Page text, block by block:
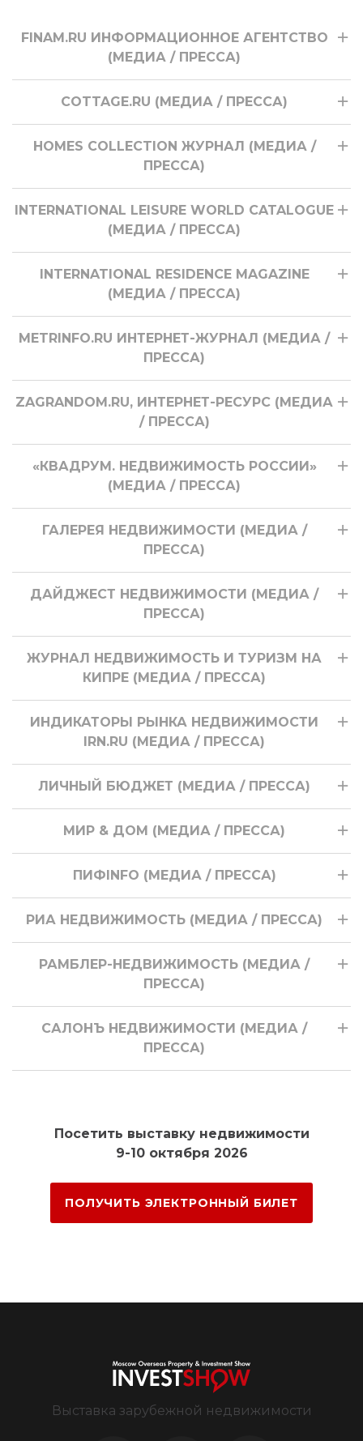
FINAM.RU ИНФОРМАЦИОННОЕ АГЕНТСТВО
(МЕДИА / ПРЕССА)
COTTAGE.RU (МЕДИА / ПРЕССА)
HOMES COLLECTION ЖУРНАЛ (МЕДИА /
ПРЕССА)
INTERNATIONAL LEISURE WORLD CATALOGUE
(МЕДИА / ПРЕССА)
INTERNATIONAL RESIDENCE MAGAZINE
(МЕДИА / ПРЕССА)
METRINFO.RU ИНТЕРНЕТ-ЖУРНАЛ (МЕДИА /
ПРЕССА)
ZAGRANDOM.RU, ИНТЕРНЕТ-РЕСУРС (МЕДИА
/ ПРЕССА)
«КВАДРУМ. НЕДВИЖИМОСТЬ РОССИИ»
(МЕДИА / ПРЕССА)
ГАЛЕРЕЯ НЕДВИЖИМОСТИ (МЕДИА /
ПРЕССА)
ДАЙДЖЕСТ НЕДВИЖИМОСТИ (МЕДИА /
ПРЕССА)
ЖУРНАЛ НЕДВИЖИМОСТЬ И ТУРИЗМ НА
КИПРЕ (МЕДИА / ПРЕССА)
ИНДИКАТОРЫ РЫНКА НЕДВИЖИМОСТИ
IRN.RU (МЕДИА / ПРЕССА)
ЛИЧНЫЙ БЮДЖЕТ (МЕДИА / ПРЕССА)
МИР & ДОМ (МЕДИА / ПРЕССА)
ПИФINFO (МЕДИА / ПРЕССА)
РИА НЕДВИЖИМОСТЬ (МЕДИА / ПРЕССА)
РАМБЛЕР-НЕДВИЖИМОСТЬ (МЕДИА /
ПРЕССА)
САЛОНЪ НЕДВИЖИМОСТИ (МЕДИА /
ПРЕССА)
Посетить выставку недвижимости
9-10 октября 2026
ПОЛУЧИТЬ ЭЛЕКТРОННЫЙ БИЛЕТ
Выставка зарубежной недвижимости